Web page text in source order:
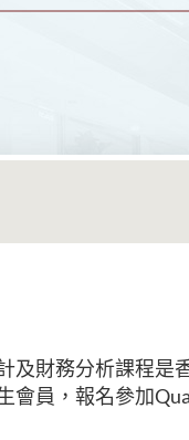
及財務分析課程是
會員，報名參加